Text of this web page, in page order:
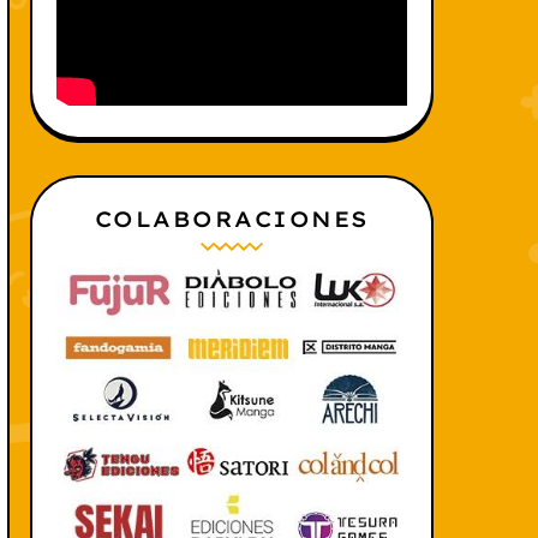
COLABORACIONES